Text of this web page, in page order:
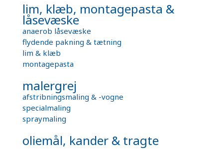
lim, klæb, montagepasta &
låsevæske
anaerob låsevæske
flydende pakning & tætning
lim & klæb
montagepasta
malergrej
afstribningsmaling & -vogne
specialmaling
spraymaling
oliemål, kander & tragte